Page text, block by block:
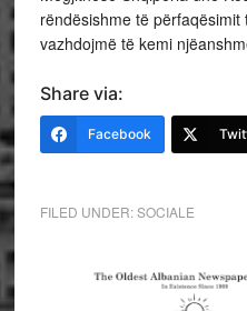
rëndësishme të
vazhdojmë të kemi
Share via:
Facebook
FILED UNDER:SOCIALE